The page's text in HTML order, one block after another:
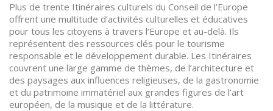
Plus de trente Itinéraires culturels du Conseil de l’Europe
offrent une multitude d’activités culturelles et éducatives
pour tous les citoyens à travers l’Europe et au-delà. Ils
représentent des ressources clés pour le tourisme
responsable et le développement durable. Les Itinéraires
couvrent une large gamme de thèmes, de l’architecture et
des paysages aux influences religieuses, de la gastronomie
et du patrimoine immatériel aux grandes figures de l’art
européen, de la musique et de la littérature.